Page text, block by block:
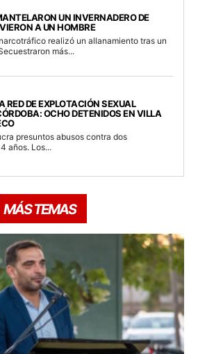
UN INVERNADERO DE
A UN HOMBRE
realizó un allanamiento tras un
más...
RED DE EXPLOTACIÓN SEXUAL
OCHO DETENIDOS EN VILLA
presuntos abusos contra dos
años. Los...
MÁS TEMAS